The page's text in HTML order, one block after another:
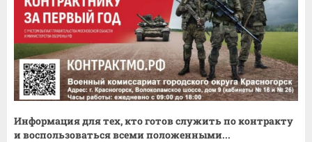
Информация для тех, кто готов служить по контракту
и воспользоваться всеми положенными...